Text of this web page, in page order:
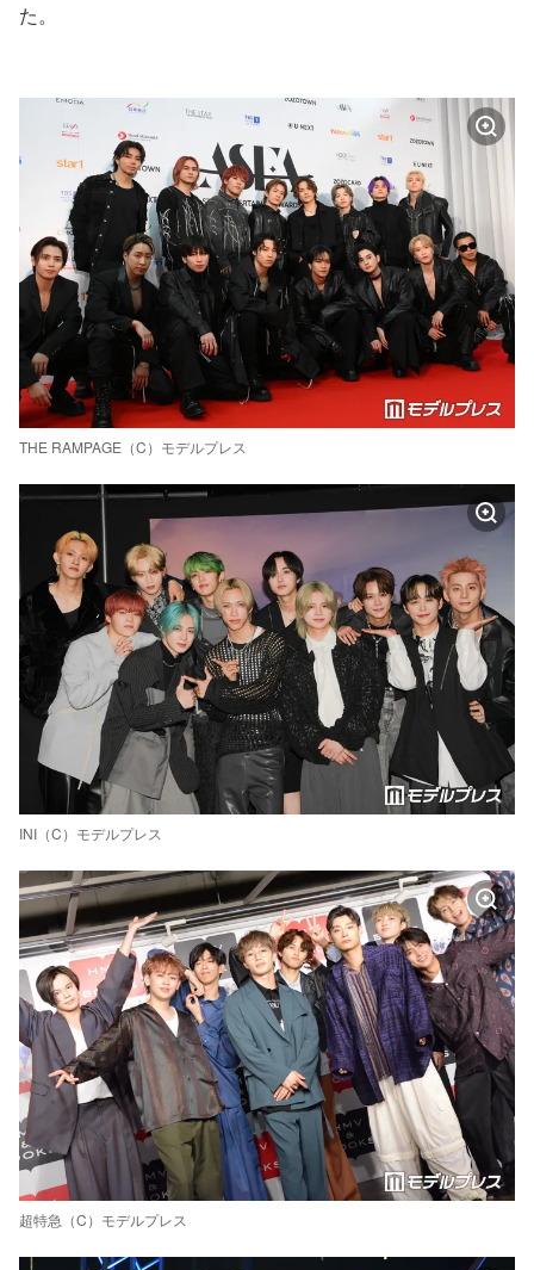
た。
THE RAMPAGE（C）モデルプレス
INI（C）モデルプレス
超特急（C）モデルプレス